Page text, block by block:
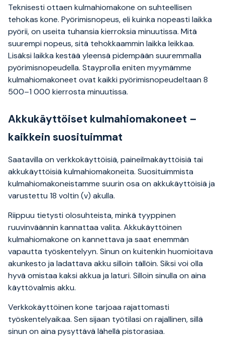
Teknisesti ottaen kulmahiomakone on suhteellisen
tehokas kone. Pyörimisnopeus, eli kuinka nopeasti laikka
pyörii, on useita tuhansia kierroksia minuutissa. Mitä
suurempi nopeus, sitä tehokkaammin laikka leikkaa.
Lisäksi laikka kestää yleensä pidempään suuremmalla
pyörimisnopeudella. Stayprolla eniten myymämme
kulmahiomakoneet ovat kaikki pyörimisnopeudeltaan 8
500–1 000 kierrosta minuutissa.
Akkukäyttöiset kulmahiomakoneet –
kaikkein suosituimmat
Saatavilla on verkkokäyttöisiä, paineilmakäyttöisiä tai
akkukäyttöisiä kulmahiomakoneita. Suosituimmista
kulmahiomakoneistamme suurin osa on akkukäyttöisiä ja
varustettu 18 voltin (v) akulla.
Riippuu tietysti olosuhteista, minkä tyyppinen
ruuvinväännin kannattaa valita. Akkukäyttöinen
kulmahiomakone on kannettava ja saat enemmän
vapautta työskentelyyn. Sinun on kuitenkin huomioitava
akunkesto ja ladattava akku silloin tällöin. Siksi voi olla
hyvä omistaa kaksi akkua ja laturi. Silloin sinulla on aina
käyttövalmis akku.
Verkkokäyttöinen kone tarjoaa rajattomasti
työskentelyaikaa. Sen sijaan työtilasi on rajallinen, sillä
sinun on aina pysyttävä lähellä pistorasiaa.